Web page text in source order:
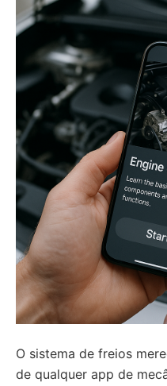
O sistema de freios
de qualquer app de